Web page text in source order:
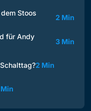
Stoos
2 Min
für Andy
3 Min
2 Min
Min